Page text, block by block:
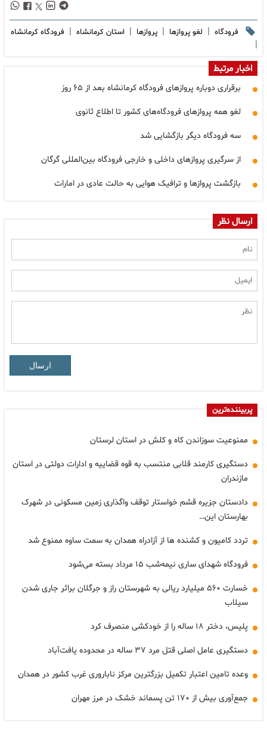
فرودگاه | لغو پروازها | پروازها | استان کرمانشاه | فرودگاه کرمانشاه
|
اخبار مرتبط
برقراری دوباره پروازهای فرودگاه کرمانشاه بعد از ۶۵ روز
لغو همه پروازهای فرودگاه‌های کشور تا اطلاع ثانوی
سه فرودگاه دیگر بازگشایی شد
از سرگیری پروازهای داخلی و خارجی فرودگاه بین‌المللی گرگان
بازگشت پروازها و ترافیک هوایی به حالت عادی در امارات
ارسال نظر
ارسال
پربیننده‌ترین
ممنوعیت سوزاندن کاه و کلش در استان لرستان
دستگیری کارمند قلابی منتسب به قوه قضاییه و ادارات دولتی در استان
مازندران
دادستان جزیره قشم خواستار توقف واگذاری زمین مسکونی در شهرک
بهارستان این…
تردد کامیون و کشنده ها از آزادراه همدان به سمت ساوه ممنوع شد
فرودگاه شهدای ساری نیمه‌شب ۱۵ مرداد بسته می‌شود
خسارت ۵۶۰ میلیارد ریالی به شهرستان راز و جرگلان براثر جاری شدن
سیلاب
پلیس، دختر ‌۱۸ ساله را از خودکشی منصرف کرد
دستگیری عامل اصلی قتل مرد ۳۷ ساله در محدوده یافت‌آباد
وعده تامین اعتبار تکمیل بزرگترین مرکز ناباروری غرب کشور در همدان
جمع‌آوری بیش از ۱۷۰ تن پسماند خشک در مرز مهران